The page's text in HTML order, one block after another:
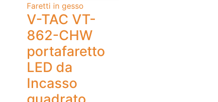
Faretti in gesso
V-TAC VT-
862-CHW
portafaretto
LED da
Incasso